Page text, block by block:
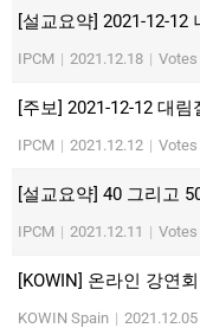
[설교요약] 2021-12-
IPCM | 2021.12.18 | Votes
[주보] 2021-12-12 대림
IPCM | 2021.12.12 | Votes
[설교요약] 40 그리고
IPCM | 2021.12.11 | Votes
[KOWIN] 온라인 강연
KOWIN Spain | 2021.12.05